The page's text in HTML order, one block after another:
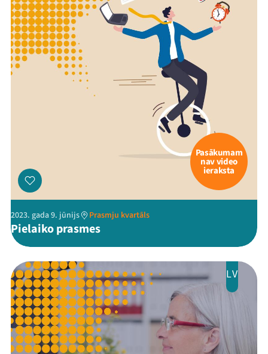
Pasākumam
nav video
ieraksta
2023. gada 9. jūnijs Prasmju kvartāls
Pielaiko prasmes
LV